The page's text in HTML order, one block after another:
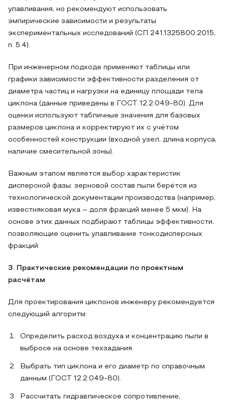
улавливания, но рекомендуют использовать
эмпирические зависимости и результаты
экспериментальных исследований (СП 241.1325800.2015,
п. 5.4).
При инженерном подходе применяют таблицы или
графики зависимости эффективности разделения от
диаметра частиц и нагрузки на единицу площади тела
циклона (данные приведены в ГОСТ 12.2.049‑80). Для
оценки используют табличные значения для базовых
размеров циклона и корректируют их с учётом
особенностей конструкции (входной узел, длина корпуса,
наличие смесительной зоны).
Важным этапом является выбор характеристик
дисперсной фазы: зерновой состав пыли берётся из
технологической документации производства (например,
известняковая мука – доля фракций менее 5 мкм). На
основе этих данных подбирают таблицы эффективности,
позволяющие оценить улавливание тонкодисперсных
фракций.
3. Практические рекомендации по проектным
расчётам
Для проектирования циклонов инженеру рекомендуется
следующий алгоритм:
Определить расход воздуха и концентрацию пыли в
выбросе на основе техзадания.
Выбрать тип циклона и его диаметр по справочным
данным (ГОСТ 12.2.049‑80).
Рассчитать гидравлическое сопротивление,